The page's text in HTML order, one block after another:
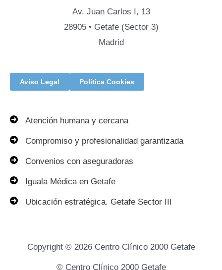
Av. Juan Carlos I, 13
28905 • Getafe (Sector 3)
Madrid
Aviso Legal Política Cookies
Atención humana y cercana
Compromiso y profesionalidad garantizada
Convenios con aseguradoras
Iguala Médica en Getafe
Ubicación estratégica. Getafe Sector III
Copyright © 2026 Centro Clínico 2000 Getafe
© Centro Clínico 2000 Getafe